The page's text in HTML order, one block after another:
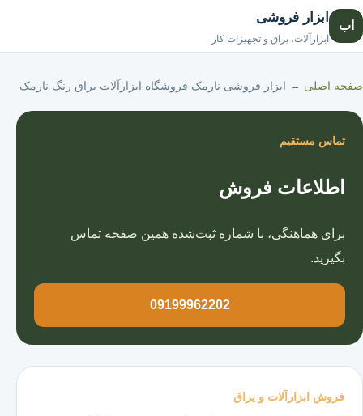
اب
ابزار فروشی
ابزارآلات، یراق و تجهیزات کار
صفحه اصلی ← ابزار فروشی نارمک فروشگاه ابزارآلات یراق رنگ نارمک
فروش ابزارآلات و یراق
تماس مستقیم
اطلاعات فروش
برای هماهنگی، با شماره ثبت‌شده همین صفحه تماس
بگیرید.
09199962202